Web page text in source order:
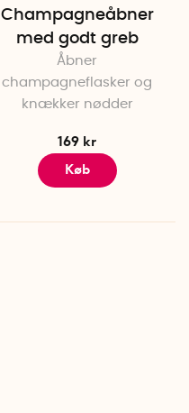
Champagneåbner
med godt greb
Åbner
champagneflasker og
knækker nødder
169 kr
Køb